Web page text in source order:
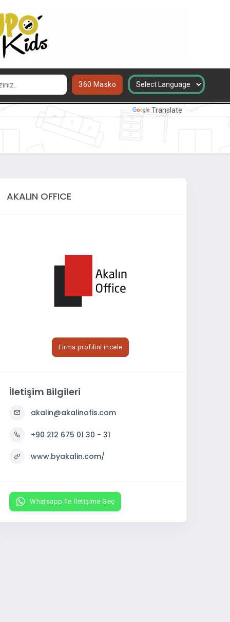
Translate
360 Masko
AKALIN OFFICE
Firma profilini incele
İletişim Bilgileri
akalin@akalinofis.com
+90 212 675 01 30 - 31
www.byakalin.com/
Whatsapp İle İletişime Geç